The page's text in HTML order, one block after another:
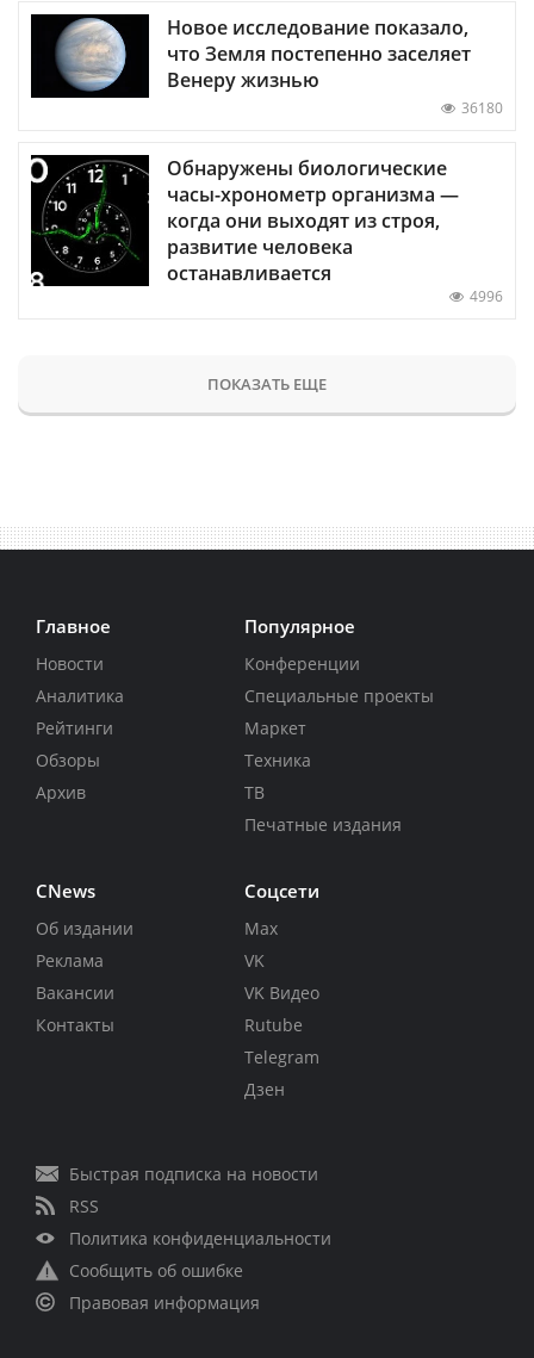
Новое исследование показало,
что Земля постепенно заселяет
Венеру жизнью
36180
Обнаружены биологические
часы-хронометр организма —
когда они выходят из строя,
развитие человека
останавливается
4996
ПОКАЗАТЬ ЕЩЕ
Главное
Новости
Аналитика
Рейтинги
Обзоры
Архив
Популярное
Конференции
Специальные проекты
Маркет
Техника
ТВ
Печатные издания
CNews
Об издании
Реклама
Вакансии
Контакты
Соцсети
Max
VK
VK Видео
Rutube
Telegram
Дзен
Быстрая подписка на новости
RSS
Политика конфиденциальности
Сообщить об ошибке
Правовая информация